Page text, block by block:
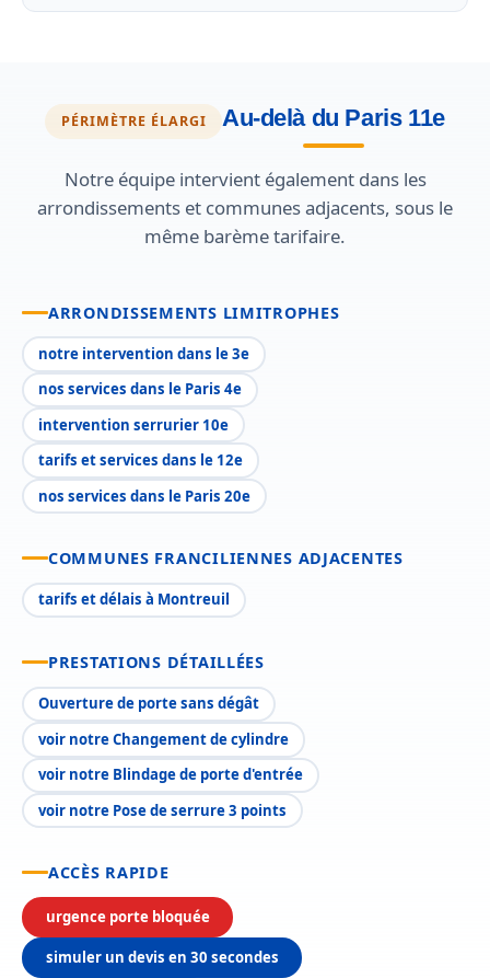
PÉRIMÈTRE ÉLARGI Au-delà du Paris 11e
Notre équipe intervient également dans les
arrondissements et communes adjacents, sous le
même barème tarifaire.
ARRONDISSEMENTS LIMITROPHES
notre intervention dans le 3e
nos services dans le Paris 4e
intervention serrurier 10e
tarifs et services dans le 12e
nos services dans le Paris 20e
COMMUNES FRANCILIENNES ADJACENTES
tarifs et délais à Montreuil
PRESTATIONS DÉTAILLÉES
Ouverture de porte sans dégât
voir notre Changement de cylindre
voir notre Blindage de porte d'entrée
voir notre Pose de serrure 3 points
ACCÈS RAPIDE
urgence porte bloquée
simuler un devis en 30 secondes